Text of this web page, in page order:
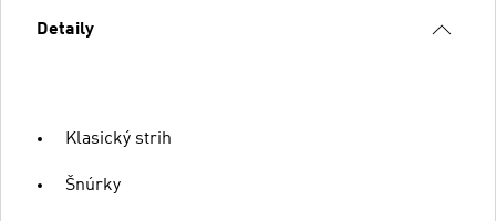
Detaily
Klasický strih
Šnúrky